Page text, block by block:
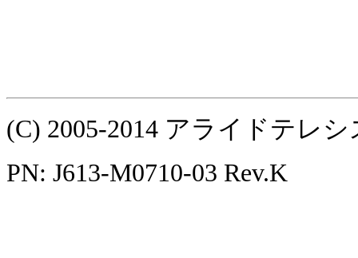
(C) 2005-2014 アライドテレ
PN: J613-M0710-03 Rev.K